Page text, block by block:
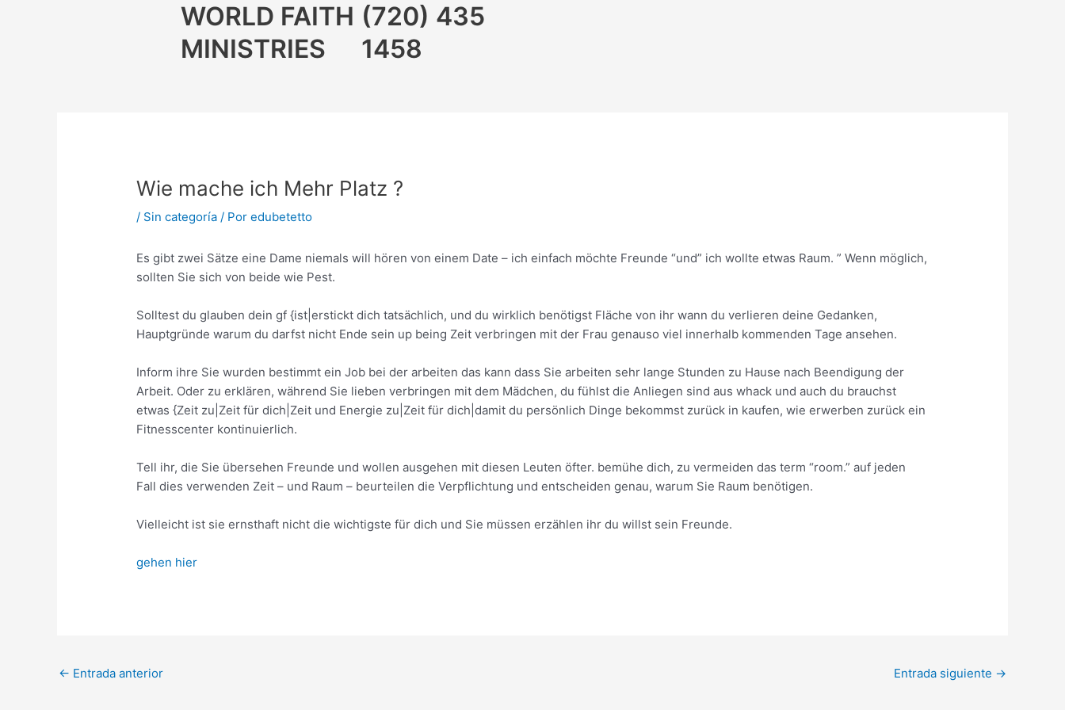
WORLD FAITH
MINISTRIES
(720) 435
1458
Wie mache ich Mehr Platz ?
/ Sin categoría / Poredubetetto
Es gibt zwei Sätze eine Dame niemals will hören von einem Date – ich einfach möchte Freunde “und” ich wollte etwas Raum. ” Wenn möglich,
sollten Sie sich von beide wie Pest.
Solltest du glauben dein gf {ist|erstickt dich tatsächlich, und du wirklich benötigst Fläche von ihr wann du verlieren deine Gedanken,
Hauptgründe warum du darfst nicht Ende sein up being Zeit verbringen mit der Frau genauso viel innerhalb kommenden Tage ansehen.
Inform ihre Sie wurden bestimmt ein Job bei der arbeiten das kann dass Sie arbeiten sehr lange Stunden zu Hause nach Beendigung der
Arbeit. Oder zu erklären, während Sie lieben verbringen mit dem Mädchen, du fühlst die Anliegen sind aus whack und auch du brauchst
etwas {Zeit zu|Zeit für dich|Zeit und Energie zu|Zeit für dich|damit du persönlich Dinge bekommst zurück in kaufen, wie erwerben zurück ein
Fitnesscenter kontinuierlich.
Tell ihr, die Sie übersehen Freunde und wollen ausgehen mit diesen Leuten öfter. bemühe dich, zu vermeiden das term “room.” auf jeden
Fall dies verwenden Zeit – und Raum – beurteilen die Verpflichtung und entscheiden genau, warum Sie Raum benötigen.
Vielleicht ist sie ernsthaft nicht die wichtigste für dich und Sie müssen erzählen ihr du willst sein Freunde.
gehen hier
← Entrada anterior Entrada siguiente →